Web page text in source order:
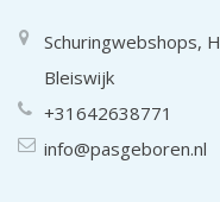
Schuringwebshops,
Bleiswijk
+31642638771
info@pasgeboren.nl